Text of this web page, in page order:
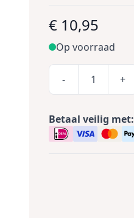
€ 10,95
Op voorraad
- +
Betaal veilig met: